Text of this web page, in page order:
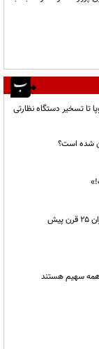
تا تسخیر دستگاه نظارتی
شده است؟
همه سهیم هستند